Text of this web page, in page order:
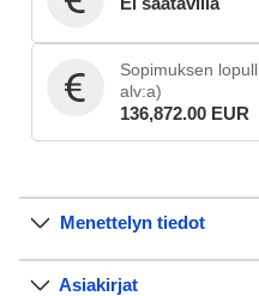
Sopimuksen
alv:a)
136,872.00 EUR
Menettelyn tiedot
Asiakirjat